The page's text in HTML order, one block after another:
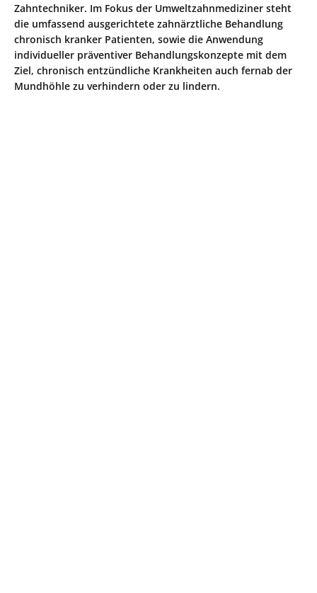
Zahntechniker. Im Fokus der Umweltzahnmediziner steht
die umfassend ausgerichtete zahnärztliche Behandlung
chronisch kranker Patienten, sowie die Anwendung
individueller präventiver Behandlungskonzepte mit dem
Ziel, chronisch entzündliche Krankheiten auch fernab der
Mundhöhle zu verhindern oder zu lindern.